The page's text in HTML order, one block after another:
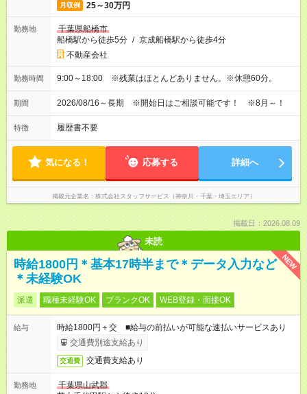
月収例 25～30万円
勤務地
千葉県船橋市
船橋駅から徒歩5分 / 京成船橋駅から徒歩4分
不動産会社
勤務時間 9:00～18:00 ※残業はほとんどありません。※休憩60分。
期間 2026/08/16～長期 ※開始日はご相談可能です！ ※8月～！
特徴 履歴書不要
気になる！ 応募する 詳細へ
掲載元企業名 株式会社スタッフサービス（神奈川・千葉・埼玉エリア）
掲載日：2026.08.09
未読
NEW
時給1800円＊基本17時半まで＊データ入力など
＊未経験OK
派遣 職種未経験OK ブランクOK WEB登録・面接OK
給与
時給1800円＋交 ■給与の前払いが可能な速払いサービスあり
交通費別途支給あり
交通費 交通費支給あり
勤務地
千葉県山武郡